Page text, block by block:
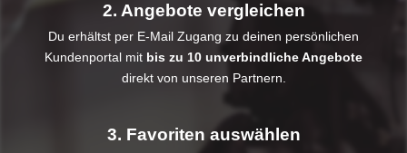
2. Angebote vergleichen
Du erhältst per E-Mail Zugang zu deinen persönlichen
Kundenportal mit bis zu 10 unverbindliche Angebote
direkt von unseren Partnern.
3. Favoriten auswählen